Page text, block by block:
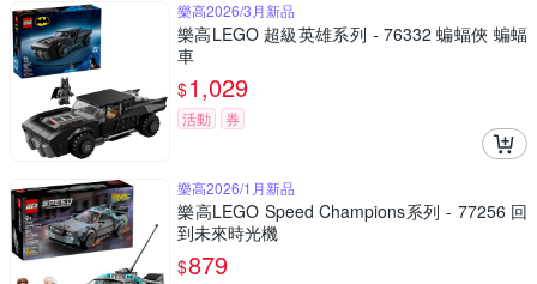
樂高2026/3月新品
樂高LEGO 超級英雄系列 - 76332 蝙蝠俠 蝙蝠
車
$1,029
活動 券
樂高2026/1月新品
樂高LEGO Speed Champions系列 - 77256 回
到未來時光機
$879